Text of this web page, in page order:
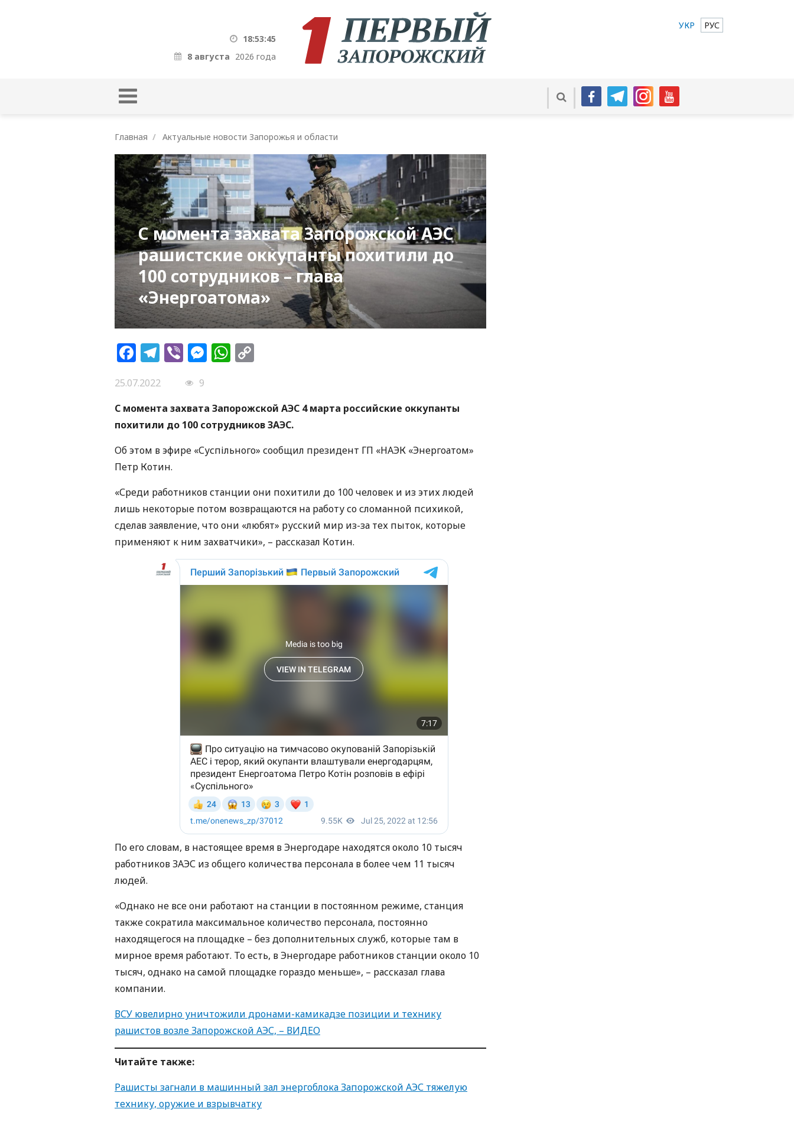
18:53:46
8 августа 2026 года
УКР РУС
Главная Актуальные новости Запорожья и области
С момента захвата Запорожской АЭС
рашистские оккупанты похитили до
100 сотрудников – глава
«Энергоатома»
Facebook
Telegram
ViberMessenger
WhatsApp
25.07.2022
9
С момента захвата Запорожской АЭС 4 марта российские оккупанты
похитили до 100 сотрудников ЗАЭС.
Об этом в эфире «Суспільного» сообщил президент ГП «НАЭК «Энергоатом»
Петр Котин.
«Среди работников станции они похитили до 100 человек и из этих людей
лишь некоторые потом возвращаются на работу со сломанной психикой,
сделав заявление, что они «любят» русский мир из-за тех пыток, которые
применяют к ним захватчики», – рассказал Котин.
По его словам, в настоящее время в Энергодаре находятся около 10 тысяч
работников ЗАЭС из общего количества персонала в более чем 11 тысяч
людей.
«Однако не все они работают на станции в постоянном режиме, станция
также сократила максимальное количество персонала, постоянно
находящегося на площадке – без дополнительных служб, которые там в
мирное время работают. То есть, в Энергодаре работников станции около 10
тысяч, однако на самой площадке гораздо меньше», – рассказал глава
компании.
ВСУ ювелирно уничтожили дронами-камикадзе позиции и технику
рашистов возле Запорожской АЭС, – ВИДЕО
Читайте также:
Рашисты загнали в машинный зал энергоблока Запорожской АЭС тяжелую
технику, оружие и взрывчатку